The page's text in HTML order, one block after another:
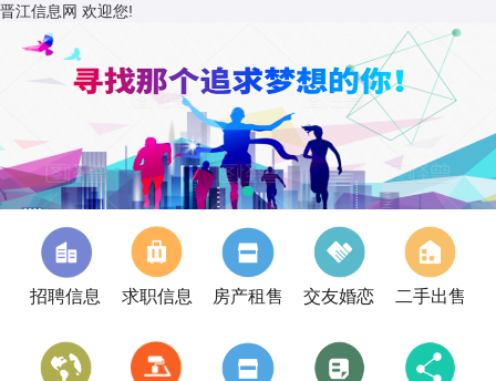
晋江信息网 欢迎您!
招聘信息 求职信息 房产租售 交友婚恋 二手出售